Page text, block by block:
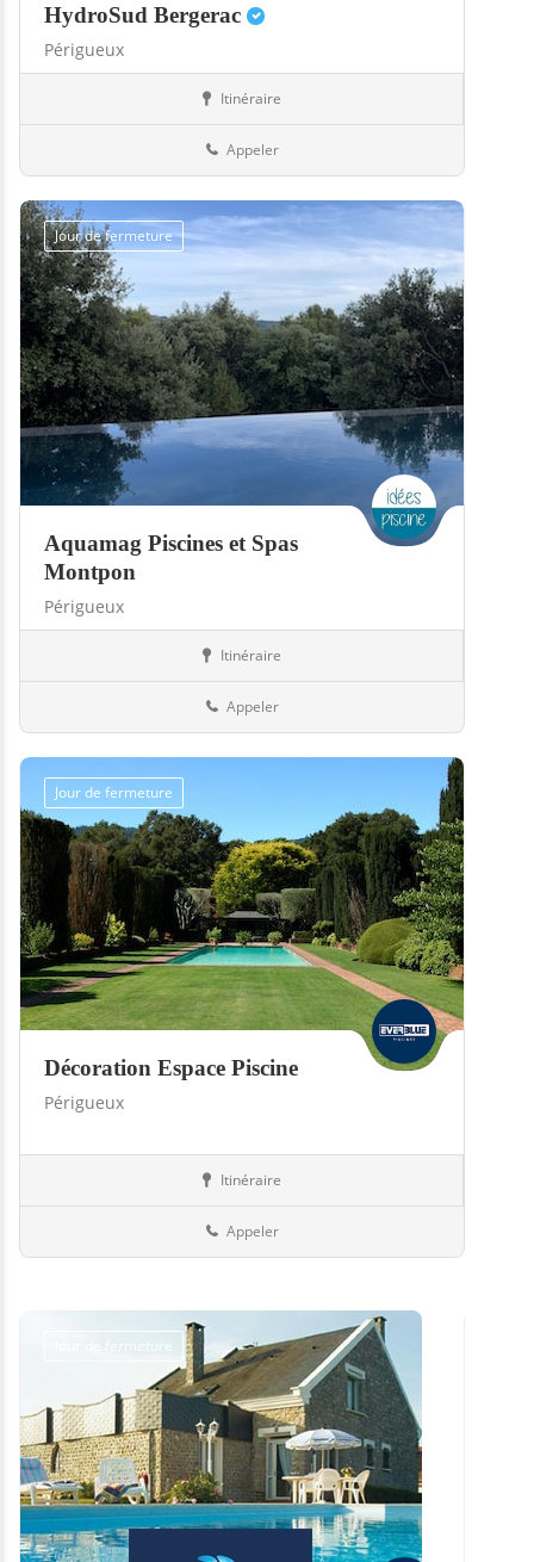
HydroSud Bergerac
Périgueux
Itinéraire
Appeler
Jour de fermeture
Aquamag Piscines et Spas
Montpon
Périgueux
Itinéraire
Appeler
Jour de fermeture
Décoration Espace Piscine
Périgueux
Itinéraire
Appeler
Jour de fermeture